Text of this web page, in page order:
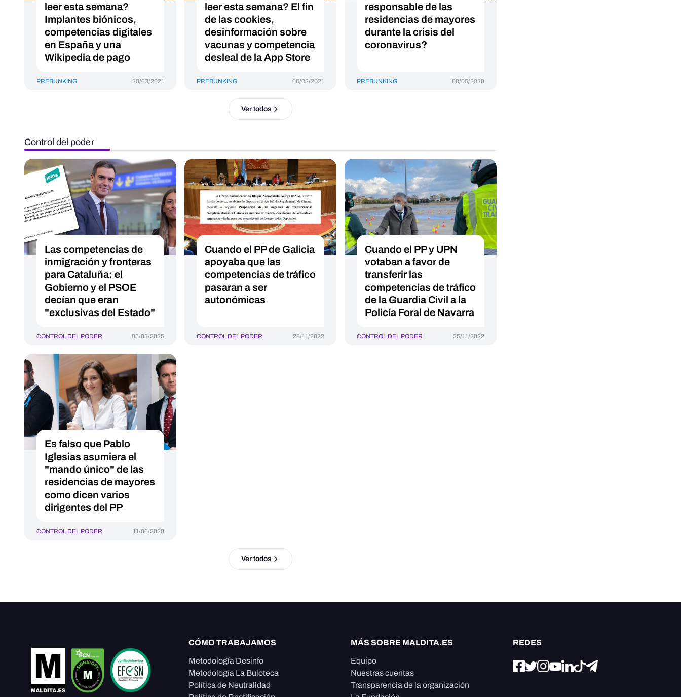
leer esta semana?
Implantes biónicos,
competencias digitales
en España y una
Wikipedia de pago
PREBUNKING 20/03/2021
leer esta semana? El fin
de las cookies,
desinformación sobre
vacunas y competencia
desleal de la App Store
PREBUNKING 06/03/2021
responsable de las
residencias de mayores
durante la crisis del
coronavirus?
PREBUNKING 08/06/2020
Ver todos
Control del poder
Las competencias de
inmigración y fronteras
para Cataluña: el
Gobierno y el PSOE
decían que eran
"exclusivas del Estado"
CONTROL DEL PODER 05/03/2025
Cuando el PP de Galicia
apoyaba que las
competencias de tráfico
pasaran a ser
autonómicas
CONTROL DEL PODER 28/11/2022
Cuando el PP y UPN
votaban a favor de
transferir las
competencias de tráfico
de la Guardia Civil a la
Policía Foral de Navarra
CONTROL DEL PODER 25/11/2022
Es falso que Pablo
Iglesias asumiera el
"mando único" de las
residencias de mayores
como dicen varios
dirigentes del PP
CONTROL DEL PODER 11/06/2020
Ver todos
CÓMO TRABAJAMOS
Metodología Desinfo
Metodología La Buloteca
Política de Neutralidad
MÁS SOBRE MALDITA.ES
Equipo
Nuestras cuentas
Transparencia de la organización
REDES